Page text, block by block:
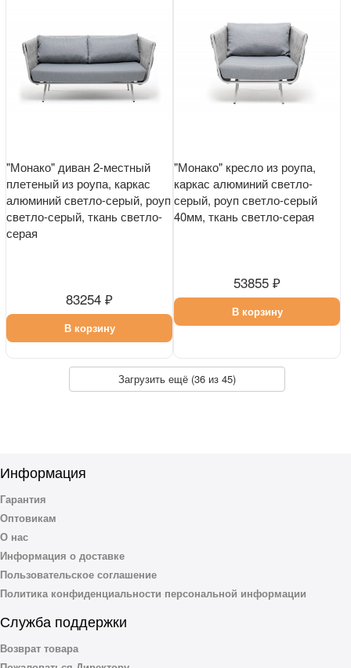
"Монако" диван 2-местный
плетеный из роупа, каркас
алюминий светло-серый, роуп
светло-серый, ткань светло-
серая
83254 ₽
В корзину
"Монако" кресло из роупа,
каркас алюминий светло-
серый, роуп светло-серый
40мм, ткань светло-серая
53855 ₽
В корзину
Загрузить ещё (36из 45)
Информация
Гарантия
Оптовикам
О нас
Информация о доставке
Пользовательское соглашение
Политика конфиденциальности персональной информации
Служба поддержки
Возврат товара